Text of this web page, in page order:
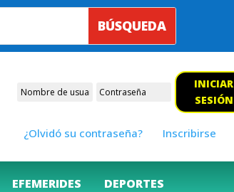
INICIAR
SESIÓN
¿Olvidó su contraseña? Inscribirse
EFEMERIDES DEPORTES